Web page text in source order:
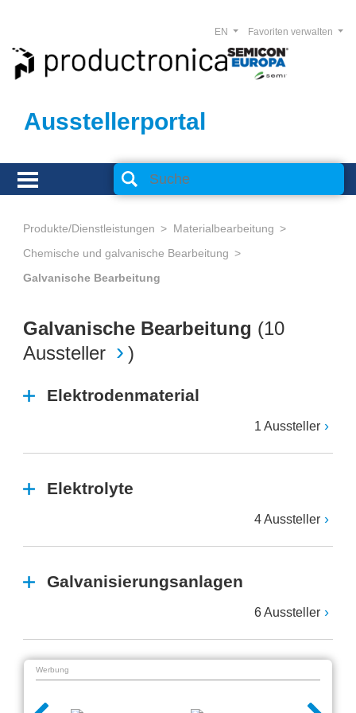
Ausstellerportal
Favoriten verwalten
EN
Produkte/Dienstleistungen
Materialbearbeitung
Chemische und galvanische Bearbeitung
Galvanische Bearbeitung
Galvanische Bearbeitung (10
Aussteller
)
Elektrodenmaterial
1 Aussteller
Elektrolyte
4 Aussteller
Galvanisierungsanlagen
6 Aussteller
Werbung